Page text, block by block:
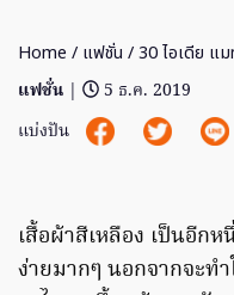
Home / แฟชั่น / 30 ไอเดีย แม
แฟชั่น |
5 ธ.ค. 2019
แบ่งปัน
เสื้อผ้าสีเหลือง เป็นอีก
ง่ายมากๆ นอกจากจะท